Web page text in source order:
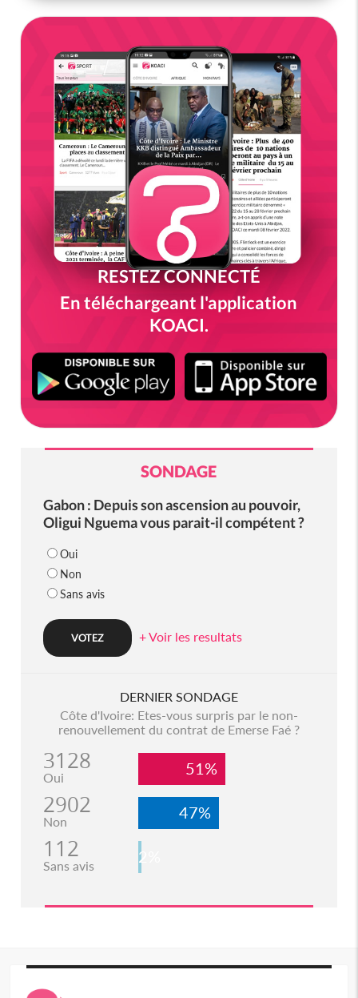
RESTEZ CONNECTÉ
En téléchargeant l'application
KOACI.
SONDAGE
Gabon : Depuis son ascension au pouvoir,
Oligui Nguema vous parait-il compétent ?
Oui
Non
Sans avis
+ Voir les resultats
DERNIER SONDAGE
Côte d'Ivoire: Etes-vous surpris par le non-
renouvellement du contrat de Emerse Faé ?
3128
Oui 51%
2902
Non 47%
112
Sans avis 2%